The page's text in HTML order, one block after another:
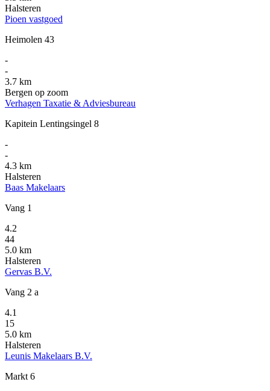
Halsteren
Pioen vastgoed
Heimolen 43
-
-
3.7 km
Bergen op zoom
Verhagen Taxatie & Adviesbureau
Kapitein Lentingsingel 8
-
-
4.3 km
Halsteren
Baas Makelaars
Vang 1
4.2
44
5.0 km
Halsteren
Gervas B.V.
Vang 2 a
4.1
15
5.0 km
Halsteren
Leunis Makelaars B.V.
Markt 6